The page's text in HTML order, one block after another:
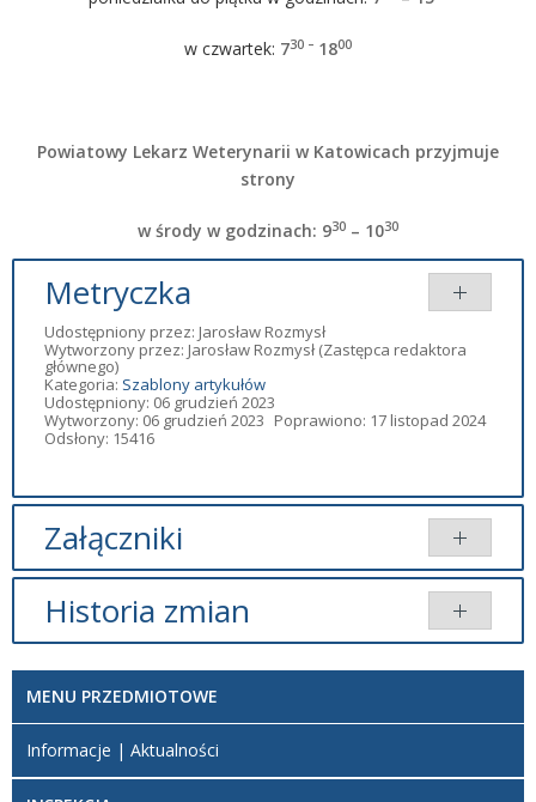
w czwartek: 730 – 1800
Powiatowy Lekarz Weterynarii w Katowicach przyjmuje
strony
w środy w godzinach: 930 – 1030
Metryczka
Udostępniony przez: Jarosław Rozmysł
Wytworzony przez: Jarosław Rozmysł(Zastępca redaktora
głównego)
Kategoria: Szablony artykułów
Udostępniony: 06 grudzień 2023
Wytworzony: 06 grudzień 2023 Poprawiono: 17 listopad 2024
Odsłony: 15416
Załączniki
Brak załączników.
Historia zmian
Artykuł
utworzony.
niedziela, 17
16:50
MENU PRZEDMIOTOWE
Informacje | Aktualności